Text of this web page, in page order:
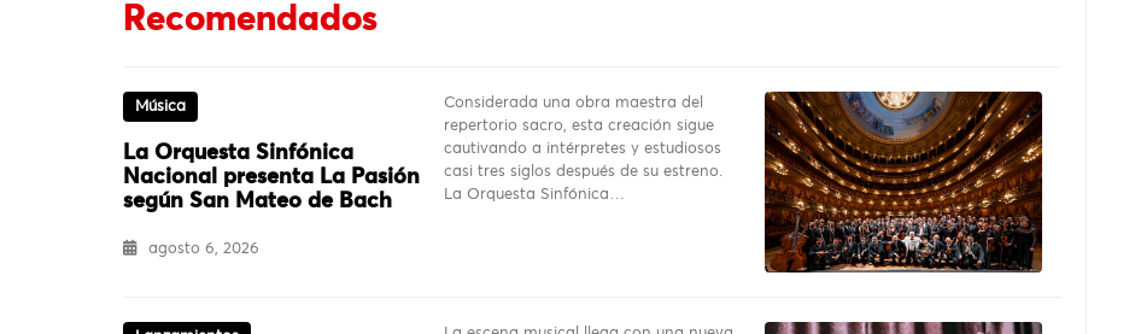
Recomendados
Música
La Orquesta Sinfónica
Nacional presenta La Pasión
según San Mateo de Bach
agosto 6, 2026
Considerada una obra maestra del
repertorio sacro, esta creación sigue
cautivando a intérpretes y estudiosos
casi tres siglos después de su estreno.
La Orquesta Sinfónica…